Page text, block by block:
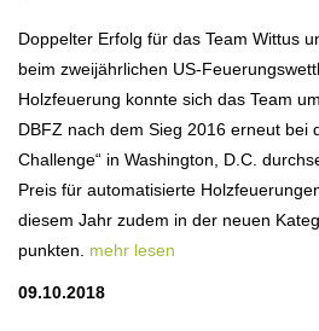
Doppelter Erfolg für das Team Wittus
beim zweijährlichen US-
Holzfeuerung konnte sich das Team
DBFZ nach dem Sieg 2016 erneut bei
Challenge“ in Washington, D.C.
Preis für automatisierte
diesem Jahr zudem in der neuen
punkten. mehr lesen
09.10.2018